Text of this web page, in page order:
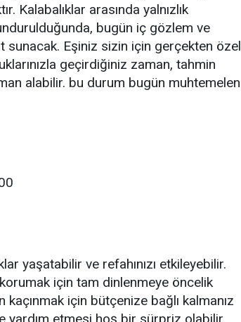
Kalabalıklar arasında yalnızlık
bugün iç gözlem ve
sunacak. Eşiniz sizin için gerçekten özel
geçirdiğiniz zaman, tahmin
alabilir. bu durum bugün muhtemelen
yaşatabilir ve refahınızı etkileyebilir.
korumak için tam dinlenmeye öncelik
için bütçenize bağlı kalmanız
yardım etmesi hoş bir sürpriz olabilir.